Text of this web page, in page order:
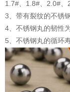
1.7#、1.8#、2.0#、
3、带有裂纹的不锈
4、不锈钢丸的韧性
5、不锈钢丸的循环